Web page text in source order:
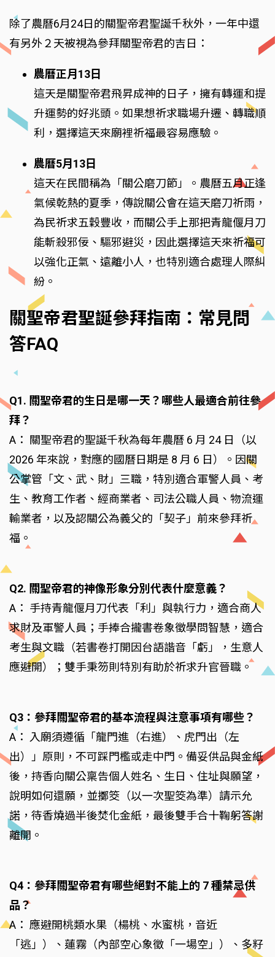
除了農曆6月24日的關聖帝君聖誕千秋外，一年中還
有另外２天被視為參拜關聖帝君的吉日：
農曆正月13日
這天是關聖帝君飛昇成神的日子，擁有轉運和提
升運勢的好兆頭。如果想祈求職場升遷、轉職順
利，選擇這天來廟裡祈福最容易應驗。
農曆5月13日
這天在民間稱為「關公磨刀節」。農曆五月正逢
氣候乾熱的夏季，傳說關公會在這天磨刀祈雨，
為民祈求五穀豐收，而關公手上那把青龍偃月刀
能斬殺邪佞、驅邪避災，因此選擇這天來祈福可
以強化正氣、遠離小人，也特別適合處理人際糾
紛。
關聖帝君聖誕參拜指南：常見問
答FAQ
Q1. 關聖帝君的生日是哪一天？哪些人最適合前往參
拜？
A： 關聖帝君的聖誕千秋為每年農曆 6 月 24 日（以
2026 年來說，對應的國曆日期是 8 月 6 日）。因關
公掌管「文、武、財」三職，特別適合軍警人員、考
生、教育工作者、經商業者、司法公職人員、物流運
輸業者，以及認關公為義父的「契子」前來參拜祈
福。
Q2. 關聖帝君的神像形象分別代表什麼意義？
A： 手持青龍偃月刀代表「利」與執行力，適合商人
求財及軍警人員；手捧合攏書卷象徵學問智慧，適合
考生與文職（若書卷打開因台語諧音「虧」，生意人
應避開）；雙手秉笏則特別有助於祈求升官晉職。
Q3：參拜關聖帝君的基本流程與注意事項有哪些？
A： 入廟須遵循「龍門進（右進）、虎門出（左
出）」原則，不可踩門檻或走中門。備妥供品與金紙
後，持香向關公稟告個人姓名、生日、住址與願望，
說明如何還願，並擲筊（以一次聖筊為準）請示允
諾，待香燒過半後焚化金紙，最後雙手合十鞠躬答謝
離開。
Q4：參拜關聖帝君有哪些絕對不能上的 7 種禁忌供
品？
A： 應避開桃類水果（楊桃、水蜜桃，音近
「逃」）、蓮霧（內部空心象徵「一場空」）、多籽